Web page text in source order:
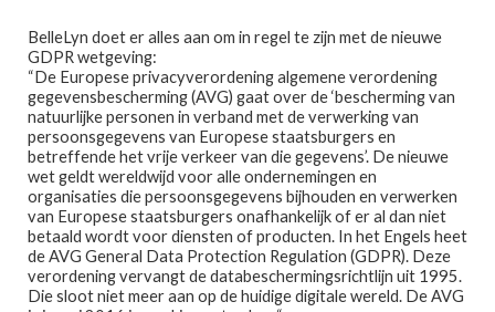
door
naar
navigatie
naar
de
inhoud
Menu
Home
Afspraak maken
Prijslijst
Home Evagarden - Make-Up
EVAGARDEN – ALL IN
ONE TWIST UP OOGSCHADUW 361 TURQUOISE
BelleLyn doet er alles aan om in regel te zijn met de nieuwe
GDPR wetgeving:
“De Europese privacyverordening algemene verordening
gegevensbescherming (AVG) gaat over de ‘bescherming van
natuurlijke personen in verband met de verwerking van
persoonsgegevens van Europese staatsburgers en
betreffende het vrije verkeer van die gegevens’. De nieuwe
wet geldt wereldwijd voor alle ondernemingen en
organisaties die persoonsgegevens bijhouden en verwerken
van Europese staatsburgers onafhankelijk of er al dan niet
betaald wordt voor diensten of producten. In het Engels heet
de AVG General Data Protection Regulation (GDPR). Deze
verordening vervangt de databeschermingsrichtlijn uit 1995.
Die sloot niet meer aan op de huidige digitale wereld. De AVG